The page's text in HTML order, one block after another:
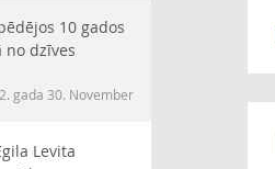
10 gados
no dzīves
gada 30. November
Levita